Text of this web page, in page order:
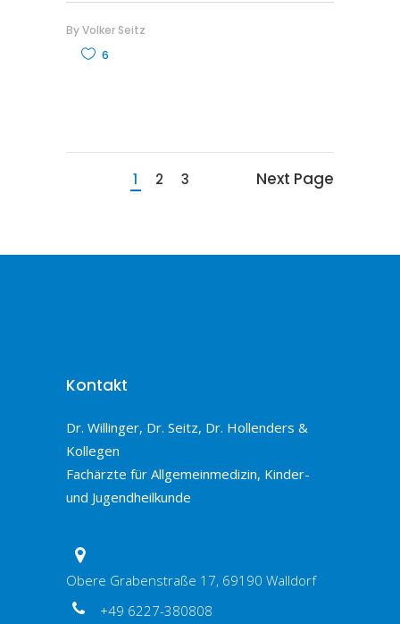
ByVolker Seitz
6
1 2 3 Next Page
Kontakt
Dr. Willinger, Dr. Seitz, Dr. Hollenders &
Kollegen
Fachärzte für Allgemeinmedizin, Kinder-
und Jugendheilkunde
Obere Grabenstraße 17, 69190 Walldorf
+49 6227-380808